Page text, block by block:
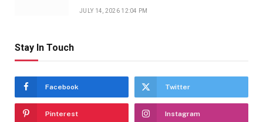
JULY 14, 2026 12:04 PM
Stay In Touch
Facebook Twitter
Pinterest Instagram